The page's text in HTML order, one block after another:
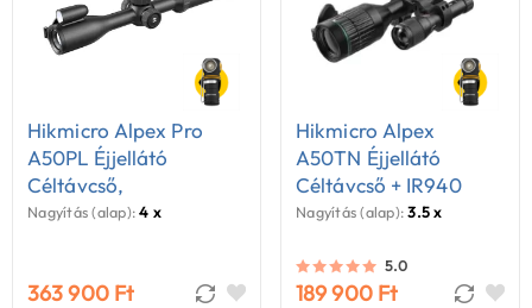
Hikmicro Alpex Pro
A50PL Éjjellátó
Céltávcső,
Távolságmérővel (LRF)
Nagyítás (alap): 4 x
363 900 Ft
Hikmicro Alpex
A50TN Éjjellátó
Céltávcső + IR940
Infravető
Nagyítás (alap): 3.5 x
5.0
189 900 Ft